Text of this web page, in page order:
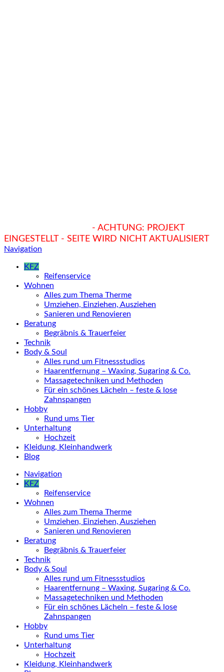
- ACHTUNG: PROJEKT
EINGESTELLT - SEITE WIRD NICHT AKTUALISIERT
Navigation
KFZ
Reifenservice
Wohnen
Alles zum Thema Therme
Umziehen, Einziehen, Ausziehen
Sanieren und Renovieren
Beratung
Begräbnis & Trauerfeier
Technik
Body & Soul
Alles rund um Fitnessstudios
Haarentfernung – Waxing, Sugaring & Co.
Massagetechniken und Methoden
Für ein schönes Lächeln – feste & lose
Zahnspangen
Hobby
Rund ums Tier
Unterhaltung
Hochzeit
Kleidung, Kleinhandwerk
Blog
Navigation
KFZ
Reifenservice
Wohnen
Alles zum Thema Therme
Umziehen, Einziehen, Ausziehen
Sanieren und Renovieren
Beratung
Begräbnis & Trauerfeier
Technik
Body & Soul
Alles rund um Fitnessstudios
Haarentfernung – Waxing, Sugaring & Co.
Massagetechniken und Methoden
Für ein schönes Lächeln – feste & lose
Zahnspangen
Hobby
Rund ums Tier
Unterhaltung
Hochzeit
Kleidung, Kleinhandwerk